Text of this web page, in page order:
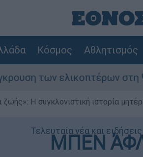
Κόσμος Αθλητισμός
στη Ψάθα
Η συγκλονιστική ιστορία
Τελευταία νέα και
ΜΠΕΝ